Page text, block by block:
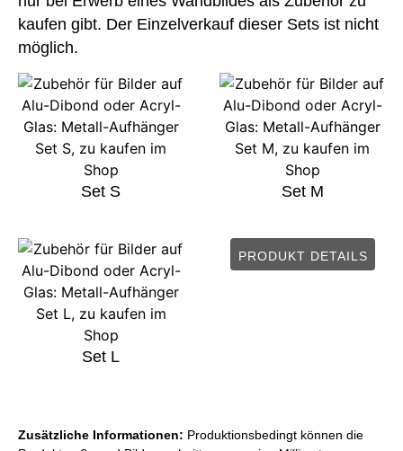
kaufen gibt. Der Einzelverkauf dieser Sets ist nicht
möglich.
Set S Set M
Set L
PRODUKT DETAILS
Zusätzliche Informationen: Produktionsbedingt können die